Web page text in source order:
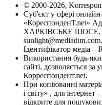
© 2000-2026,
Суб'єкт у сфері
«КореспонденТ.net»
ХАРКІВСЬКЕ ШОСЕ,
Ідентифікатор медіа –
Використання будь-
сайті, дозволяється
Корреспондент.net.
При копіюванні
і світу» , для
відкрите для